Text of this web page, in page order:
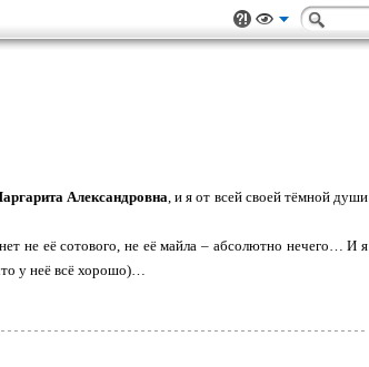
Александровна, и я от всей своей тёмной души
не её сотового, не её майла – абсолютно нечего… И я
у неё всё хорошо)…